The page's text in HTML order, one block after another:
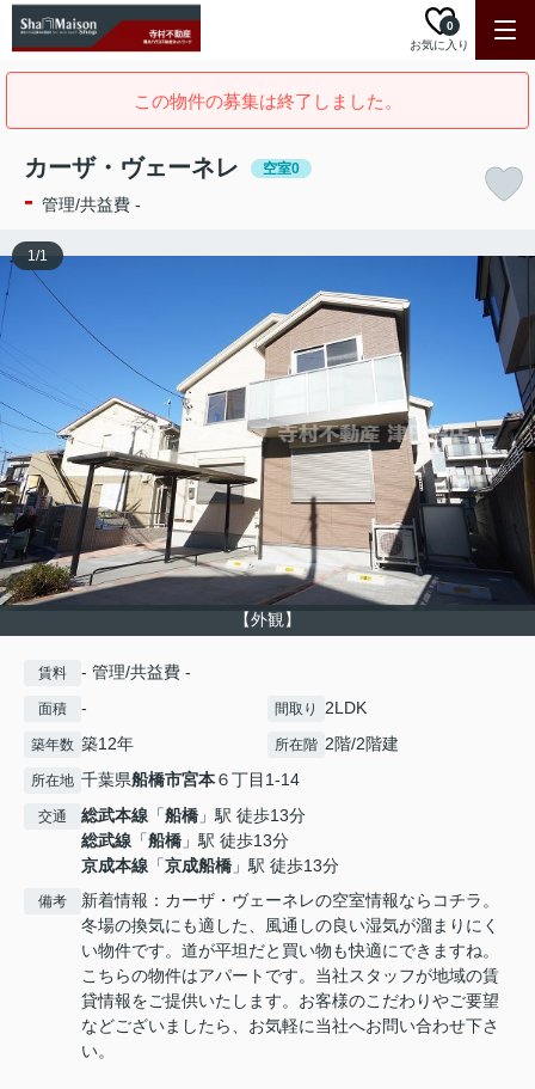
お気に入り
0
この物件の募集は終了しました。
カーザ・ヴェーネレ 空室0
- 管理/共益費 -
【外観】
1/1
賃料 - 管理/共益費 -
面積 - 間取り 2LDK
築年数 築12年 所在階 2階/2階建
所在地 千葉県船橋市宮本６丁目1-14
交通 総武本線 「船橋 」駅 徒歩13分
総武線 「船橋 」駅 徒歩13分
京成本線 「京成船橋 」駅 徒歩13分
備考
新着情報：カーザ・ヴェーネレの空室情報ならコチラ。
冬場の換気にも適した、風通しの良い湿気が溜まりにく
い物件です。道が平坦だと買い物も快適にできますね。
こちらの物件はアパートです。当社スタッフが地域の賃
貸情報をご提供いたします。お客様のこだわりやご要望
などございましたら、お気軽に当社へお問い合わせ下さ
い。